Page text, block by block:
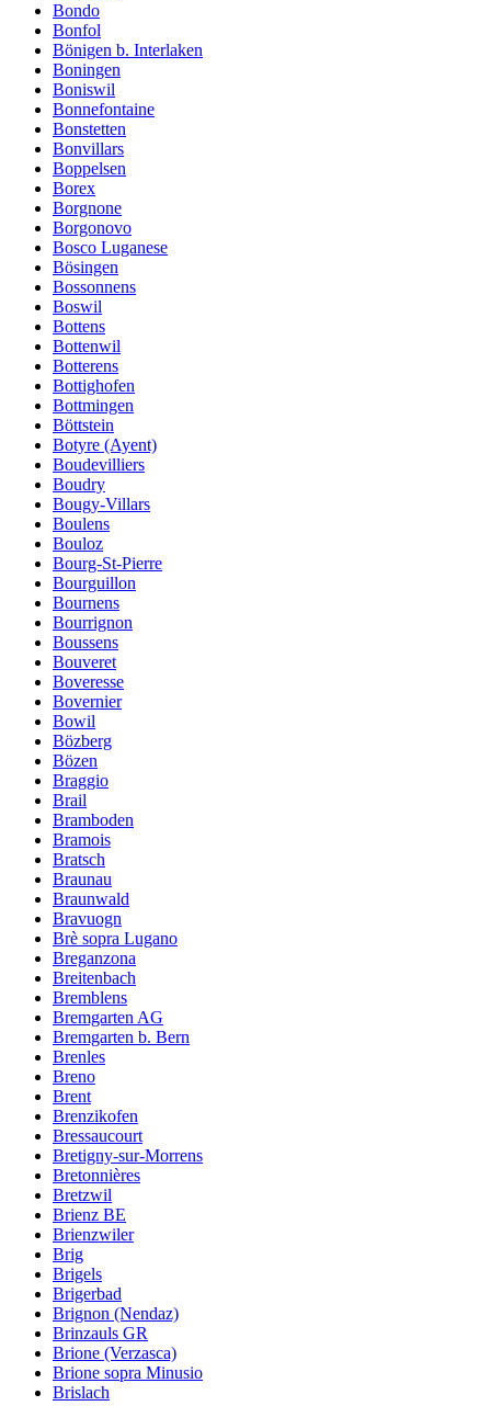
Bondo
Bonfol
Bönigen b. Interlaken
Boningen
Boniswil
Bonnefontaine
Bonstetten
Bonvillars
Boppelsen
Borex
Borgnone
Borgonovo
Bosco Luganese
Bösingen
Bossonnens
Boswil
Bottens
Bottenwil
Botterens
Bottighofen
Bottmingen
Böttstein
Botyre (Ayent)
Boudevilliers
Boudry
Bougy-Villars
Boulens
Bouloz
Bourg-St-Pierre
Bourguillon
Bournens
Bourrignon
Boussens
Bouveret
Boveresse
Bovernier
Bowil
Bözberg
Bözen
Braggio
Brail
Bramboden
Bramois
Bratsch
Braunau
Braunwald
Bravuogn
Brè sopra Lugano
Breganzona
Breitenbach
Bremblens
Bremgarten AG
Bremgarten b. Bern
Brenles
Breno
Brent
Brenzikofen
Bressaucourt
Bretigny-sur-Morrens
Bretonnières
Bretzwil
Brienz BE
Brienzwiler
Brig
Brigels
Brigerbad
Brignon (Nendaz)
Brinzauls GR
Brione (Verzasca)
Brione sopra Minusio
Brislach